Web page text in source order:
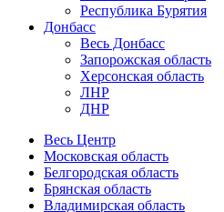
Республика Бурятия
Донбасс
Весь Донбасс
Запорожская область
Херсонская область
ЛНР
ДНР
Весь Центр
Московская область
Белгородская область
Брянская область
Владимирская область